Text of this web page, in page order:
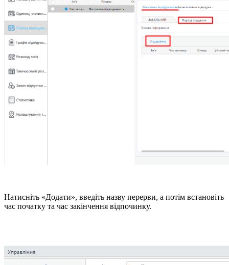
Натисніть «Додати», введіть назву перерви, а потім встановіть
час початку та час закінчення відпочинку.